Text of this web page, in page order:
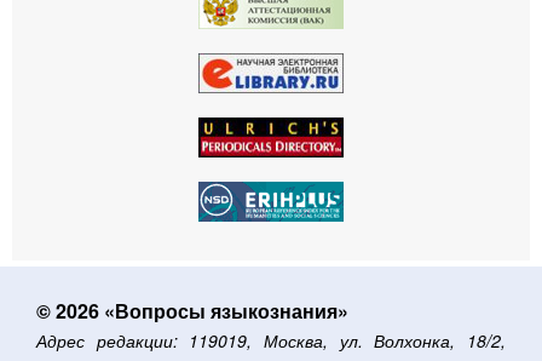
© 2026 «Вопросы языкознания»
Адрес редакции: 119019, Москва, ул. Волхонка, 18/2,